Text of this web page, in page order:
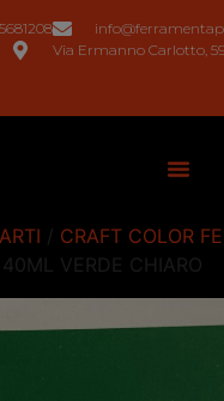
Via Ermanno Carlotto,
/ CRAFT COLOR
VERDE CHIARO